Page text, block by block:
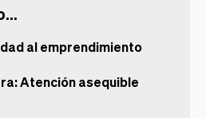
al emprendimiento
Atención asequible